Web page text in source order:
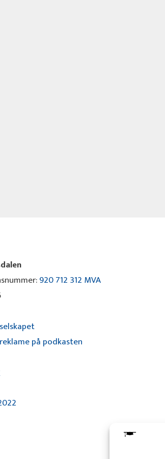
920 712 312 MVA
på podkasten